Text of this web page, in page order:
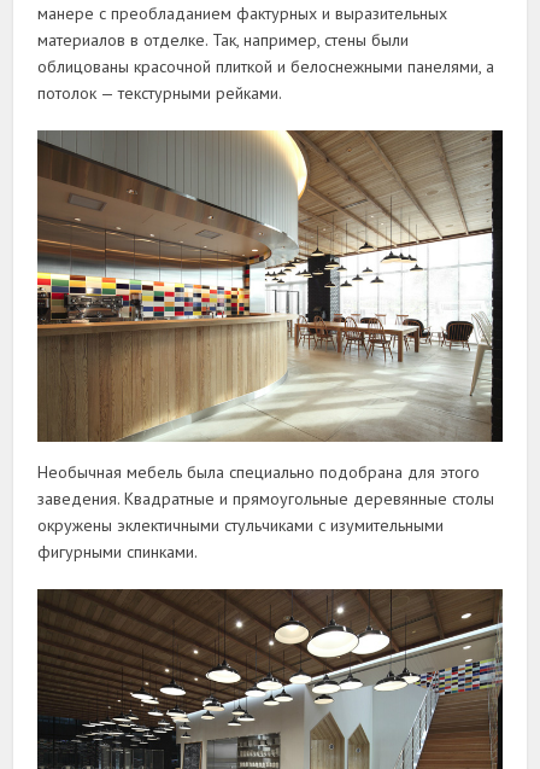
манере с преобладанием фактурных и выразительных
материалов в отделке. Так, например, стены были
облицованы красочной плиткой и белоснежными панелями, а
потолок — текстурными рейками.
Необычная мебель была специально подобрана для этого
заведения. Квадратные и прямоугольные деревянные столы
окружены эклектичными стульчиками с изумительными
фигурными спинками.